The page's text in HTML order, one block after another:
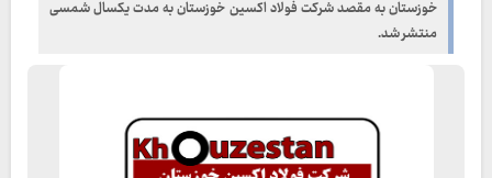
خوزستان به مقصد شرکت فولاد اکسین خوزستان به مدت یکسال شمسی
منتشر شد.